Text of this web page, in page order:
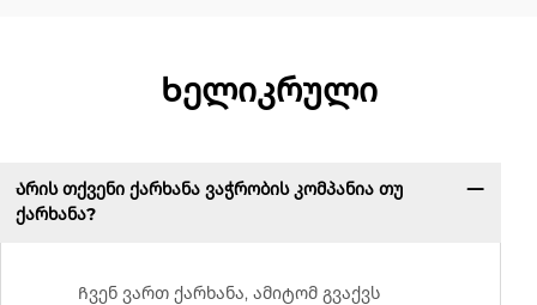
Ხელიკრული
Არის თქვენი ქარხანა ვაჭრობის კომპანია თუ
ქარხანა?
Ჩვენ ვართ ქარხანა, ამიტომ გვაქვს